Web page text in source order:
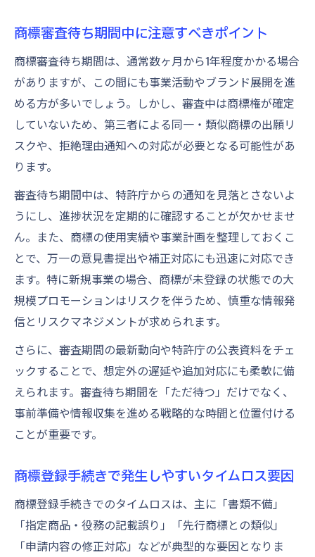
商標審査待ち期間中に注意すべきポイント
商標審査待ち期間は、通常数ヶ月から1年程度かかる場合
がありますが、この間にも事業活動やブランド展開を進
める方が多いでしょう。しかし、審査中は商標権が確定
していないため、第三者による同一・類似商標の出願リ
スクや、拒絶理由通知への対応が必要となる可能性があ
ります。
審査待ち期間中は、特許庁からの通知を見落とさないよ
うにし、進捗状況を定期的に確認することが欠かせませ
ん。また、商標の使用実績や事業計画を整理しておくこ
とで、万一の意見書提出や補正対応にも迅速に対応でき
ます。特に新規事業の場合、商標が未登録の状態での大
規模プロモーションはリスクを伴うため、慎重な情報発
信とリスクマネジメントが求められます。
さらに、審査期間の最新動向や特許庁の公表資料をチェ
ックすることで、想定外の遅延や追加対応にも柔軟に備
えられます。審査待ち期間を「ただ待つ」だけでなく、
事前準備や情報収集を進める戦略的な時間と位置付ける
ことが重要です。
商標登録手続きで発生しやすいタイムロス要因
商標登録手続きでのタイムロスは、主に「書類不備」
「指定商品・役務の記載誤り」「先行商標との類似」
「申請内容の修正対応」などが典型的な要因となりま